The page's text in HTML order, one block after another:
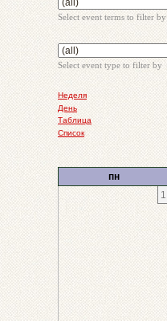
Select event terms to filter by
Select event type to filter by
Неделя
День
Таблица
Список
пн
1